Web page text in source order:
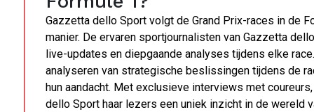
Gazzetta dello Sport volgt de Grand Prix-races in de
manier. De ervaren sportjournalisten van Gazzetta
live-updates en diepgaande analyses tijdens elke
analyseren van strategische beslissingen tijdens de
hun aandacht. Met exclusieve interviews met
dello Sport haar lezers een uniek inzicht in de wereld